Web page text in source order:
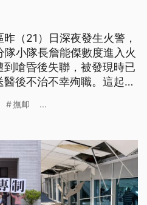
（21）日深夜發生火警，
小隊長詹能傑數度進入火
嗆昏後失聯，被發現時已
後不治不幸殉職。這起火
以及爭取詹能傑入忠烈
撫卹 ...